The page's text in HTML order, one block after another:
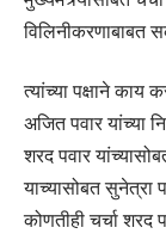
विलिनीकरणाबाबत
त्यांच्या पक्षाने काय
अजित पवार यांच्या
शरद पवार
याच्यासोबत सुनेत्रा
कोणतीही चर्चा शरद